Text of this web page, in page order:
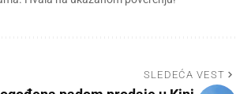
SLEDEĆA VEST